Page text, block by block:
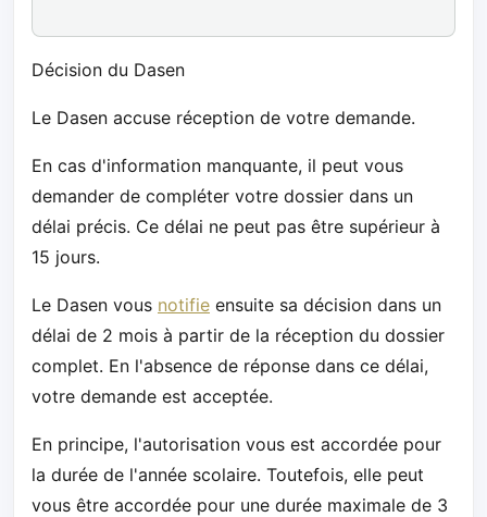
Décision du Dasen
Le Dasen accuse réception de votre demande.
En cas d'information manquante, il peut vous
demander de compléter votre dossier dans un
délai précis. Ce délai ne peut pas être supérieur à
15 jours.
Le Dasen vous notifie ensuite sa décision dans un
délai de 2 mois à partir de la réception du dossier
complet. En l'absence de réponse dans ce délai,
votre demande est acceptée.
En principe, l'autorisation vous est accordée pour
la durée de l'année scolaire. Toutefois, elle peut
vous être accordée pour une durée maximale de 3